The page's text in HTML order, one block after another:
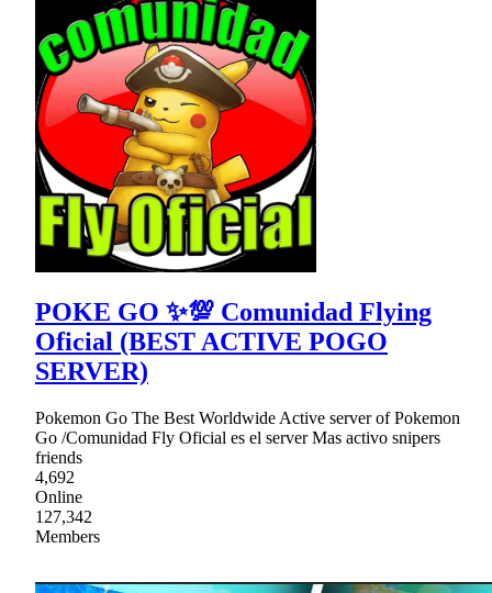
POKE GO ✨💯 Comunidad Flying
Oficial (BEST ACTIVE POGO
SERVER)
Pokemon Go The Best Worldwide Active server of Pokemon
Go /Comunidad Fly Oficial es el server Mas activo snipers
friends
4,692
Online
127,342
Members